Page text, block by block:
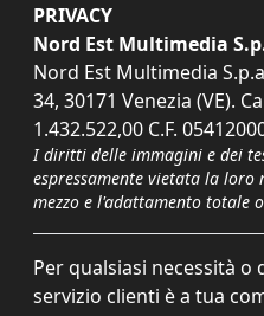
PRIVACY
Nord Est Multimedia
Nord Est Multimedia
34, 30171 Venezia (VE).
1.432.522,00 C.F.
I diritti delle immagini e dei
espressamente vietata la loro
mezzo e l'adattamento totale
Per qualsiasi necessità
servizio clienti è a tua